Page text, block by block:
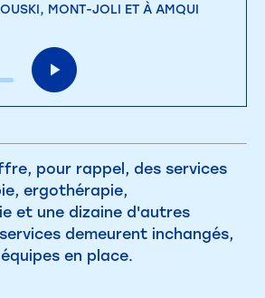
MONT-JOLI ET À AMQUI
pour rappel, des services
ergothérapie,
et une dizaine d'autres
demeurent inchangés,
en place.